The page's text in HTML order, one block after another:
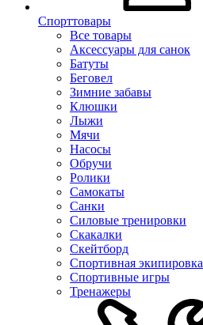
Спорттовары
Все товары
Аксессуары для санок
Батуты
Беговел
Зимние забавы
Клюшки
Лыжи
Мячи
Насосы
Обручи
Ролики
Самокаты
Санки
Силовые тренировки
Скакалки
Скейтборд
Спортивная экипировка
Спортивные игры
Тренажеры